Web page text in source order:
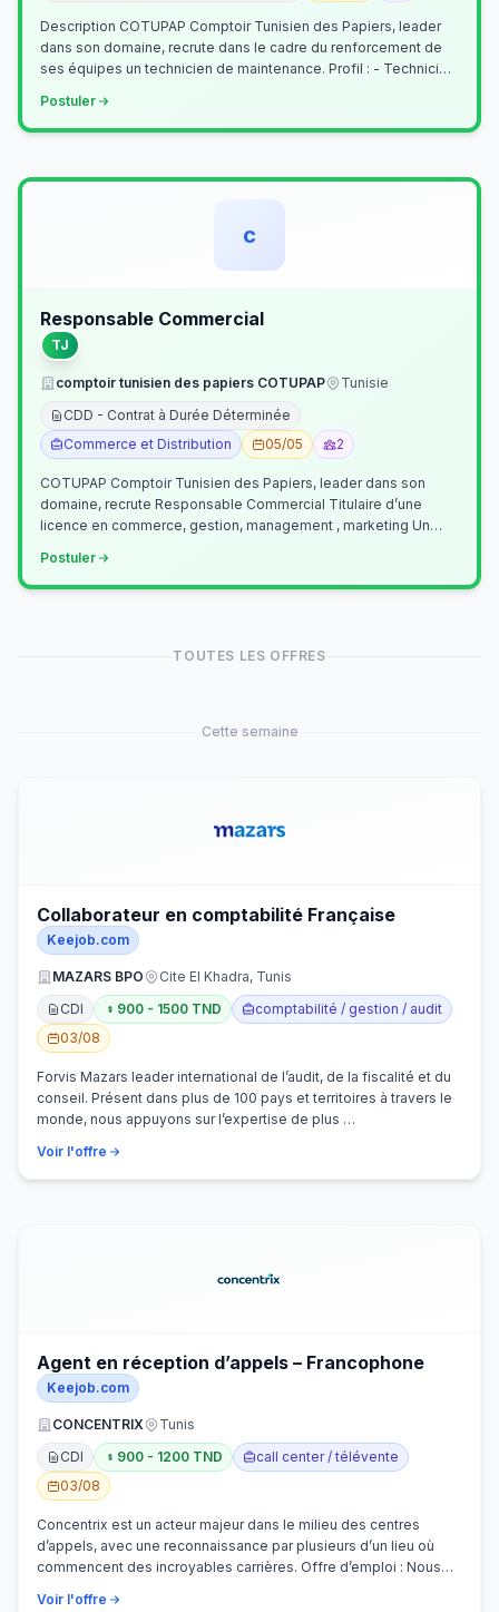
Description COTUPAP Comptoir Tunisien des Papiers, leader
dans son domaine, recrute dans le cadre du renforcement de
ses équipes un technicien de maintenance. Profil : - Technicien
Postuler
c
Responsable Commercial
TJ
comptoir tunisien des papiers COTUPAP
Tunisie
CDD - Contrat à Durée Déterminée
Commerce et Distribution
05/05 2
COTUPAP Comptoir Tunisien des Papiers, leader dans son
domaine, recrute Responsable Commercial Titulaire d’une
licence en commerce, gestion, management , marketing Un
Postuler
TOUTES LES OFFRES
Cette semaine
Collaborateur en comptabilité Française
Keejob.com
MAZARS BPO
Cite El Khadra, Tunis
CDI
900 - 1500 TND
comptabilité / gestion / audit
03/08
Forvis Mazars leader international de l’audit, de la fiscalité et du
conseil. Présent dans plus de 100 pays et territoires à travers le
monde, nous appuyons sur l’expertise de plus …
Voir l'offre
Agent en réception d’appels – Francophone
Keejob.com
CONCENTRIX
Tunis
CDI
900 - 1200 TND
call center / télévente
03/08
Concentrix est un acteur majeur dans le milieu des centres
d’appels, avec une reconnaissance par plusieurs d’un lieu où
commencent des incroyables carrières. Offre d’emploi : Nous
Voir l'offre